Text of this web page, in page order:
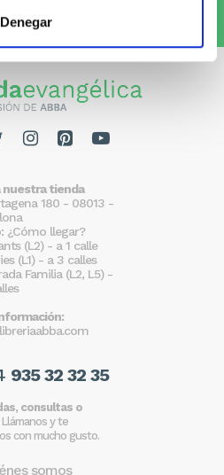
Denegar
recibirlo
nuestra tienda
180 - 08013 -
¿Cómo llegar?
(L2) - a 1 calle
(L1) - a 3 calles
Familia (L2, L5) -
935 32 32 35
consultas o
Llámanos y te
con mucho gusto.
somos